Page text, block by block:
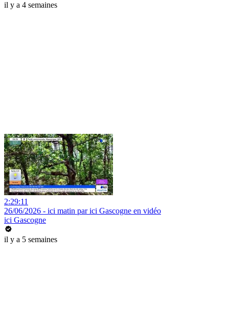
il y a 4 semaines
2:29:11
26/06/2026 - ici matin par ici Gascogne en vidéo
ici Gascogne
il y a 5 semaines